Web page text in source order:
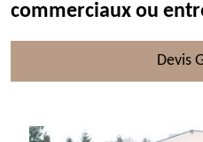
commerciaux ou
Devis